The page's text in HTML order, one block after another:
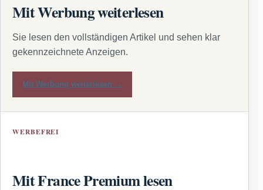
Mit Werbung weiterlesen
Sie lesen den vollständigen Artikel und sehen klar
gekennzeichnete Anzeigen.
Mit Werbung weiterlesen →
WERBEFREI
Mit France Premium lesen